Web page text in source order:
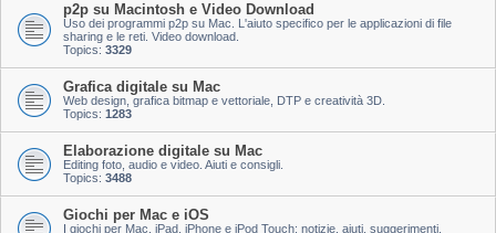
p2p su Macintosh e Video Download
Uso dei programmi p2p su Mac. L'aiuto specifico per le applicazioni di file
sharing e le reti. Video download.
Topics: 3329
Grafica digitale su Mac
Web design, grafica bitmap e vettoriale, DTP e creatività 3D.
Topics: 1283
Elaborazione digitale su Mac
Editing foto, audio e video. Aiuti e consigli.
Topics: 3488
Giochi per Mac e iOS
I giochi per Mac, iPad, iPhone e iPod Touch: notizie, aiuti, suggerimenti.